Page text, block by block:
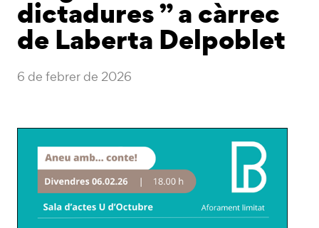
dictadures ” a càrrec
de Laberta Delpoblet
6 de febrer de 2026